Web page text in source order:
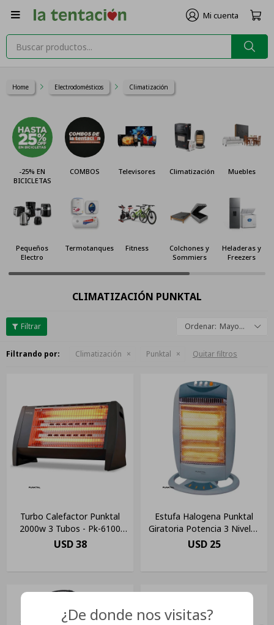

Home Electrodomésticos Climatización
-25% EN
BICICLETAS
COMBOS Televisores Climatización Muebles
Pequeños
Electro
Termotanques Fitness
Colchones y
Sommiers
Heladeras y
Freezers
CLIMATIZACIÓN PUNKTAL
Mayor descuento
Filtrando por: Climatización Punktal Quitar filtros
Turbo Calefactor Punktal
2000w 3 Tubos - Pk-6100
Negro Negro
USD 38
Estufa Halogena Punktal
Giratoria Potencia 3 Niveles
222 Dim Color Gris
USD 25
¿De donde nos visitas?